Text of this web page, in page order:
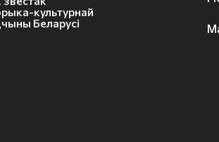
культурнай
Беларусі